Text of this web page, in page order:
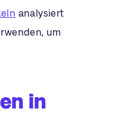
analysiert
um
in